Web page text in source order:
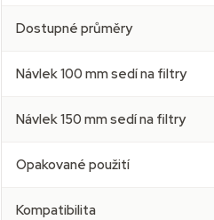
Dostupné průměry
Návlek 100 mm sedí na filtry
Návlek 150 mm sedí na filtry
Opakované použití
Kompatibilita